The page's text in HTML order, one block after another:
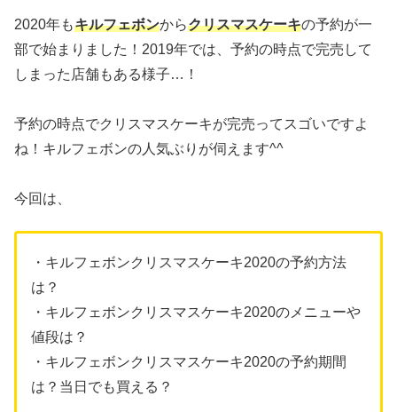
2020年もキルフェボンからクリスマスケーキの予約が一
部で始まりました！2019年では、予約の時点で完売して
しまった店舗もある様子…！
予約の時点でクリスマスケーキが完売ってスゴいですよ
ね！キルフェボンの人気ぶりが伺えます^^
今回は、
・キルフェボンクリスマスケーキ2020の予約方法
は？
・キルフェボンクリスマスケーキ2020のメニューや
値段は？
・キルフェボンクリスマスケーキ2020の予約期間
は？当日でも買える？